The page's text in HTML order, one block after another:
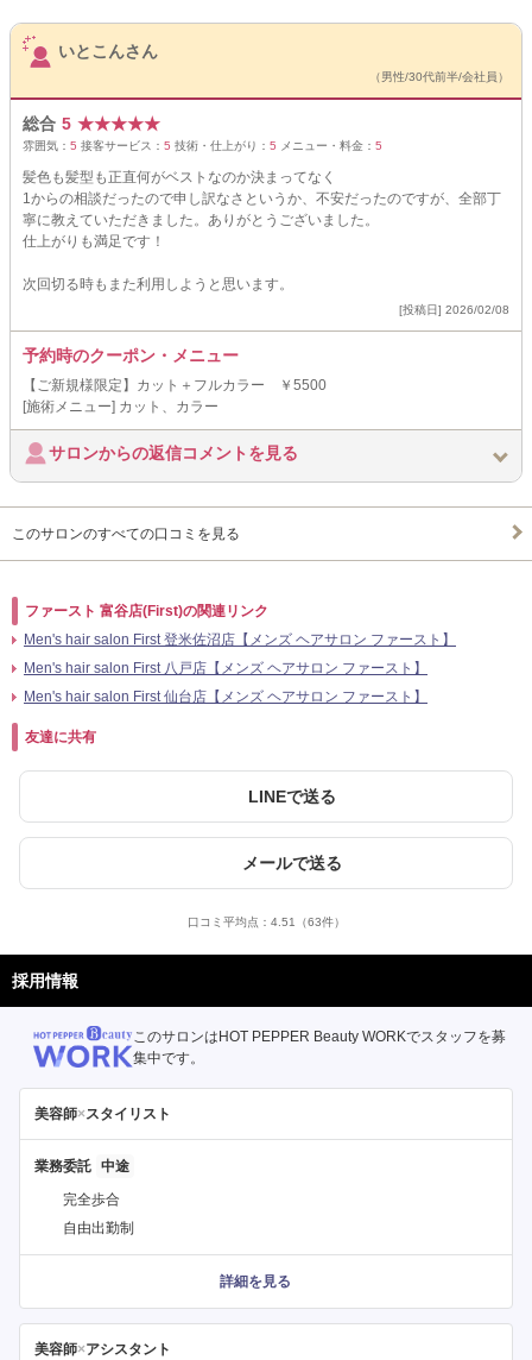
サロンPick Up
いとこんさん
（男性/30代前半/会社員）
総合 5 ★★★★★
雰囲気： 5 接客サービス： 5 技術・仕上がり： 5 メニュー・料金： 5
髪色も髪型も正直何がベストなのか決まってなく
1からの相談だったので申し訳なさというか、不安だったのですが、全部丁
寧に教えていただきました。ありがとうございました。
仕上がりも満足です！
次回切る時もまた利用しようと思います。
[投稿日] 2026/02/08
予約時のクーポン・メニュー
【ご新規様限定】カット＋フルカラー ￥5500
[施術メニュー] カット、カラー
サロンからの返信コメントを見る
このサロンのすべての口コミを見る
ファースト 富谷店(First)の関連リンク
Men's hair salon First 登米佐沼店【メンズ ヘアサロン ファースト】
Men's hair salon First 八戸店【メンズ ヘアサロン ファースト】
Men's hair salon First 仙台店【メンズ ヘアサロン ファースト】
友達に共有
LINEで送る
メールで送る
口コミ平均点： 4.51 （63件）
採用情報
このサロンはHOT PEPPER Beauty WORKでスタッフを募
集中です。
美容師×スタイリスト
業務委託
完全歩合
自由出勤制
詳細を見る
美容師×アシスタント